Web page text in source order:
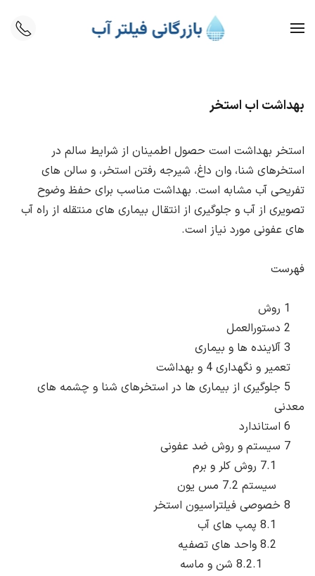
Skip to main content
بهداشت اب استخر
استخر بهداشت است حصول اطمینان از شرایط سالم در
استخرهای شنا، وان داغ، شیرجه رفتن استخر، و سالن های
تفریحی آب مشابه است. بهداشت مناسب برای حفظ وضوح
تصویری از آب و جلوگیری از انتقال بیماری های منتقله از راه آب
های عفونی مورد نیاز است.
فهرست
تعمیر و نگهداری 4 و بهداشت
5 جلوگیری از بیماری ها در استخرهای شنا و چشمه های
معدنی
سیستم 7.2 مس یون